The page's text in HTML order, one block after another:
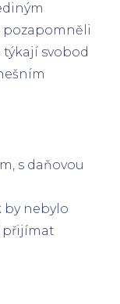
pozapomněli
svobod
s daňovou
by nebylo
přijímat